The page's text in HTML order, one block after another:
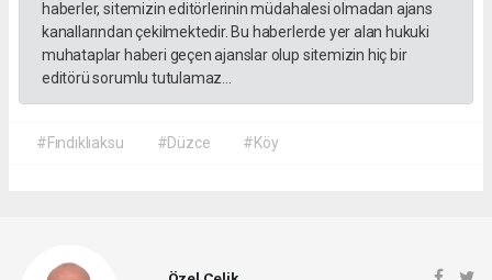
haberler, sitemizin editörlerinin müdahalesi olmadan ajans
kanallarından çekilmektedir. Bu haberlerde yer alan hukuki
muhataplar haberi geçen ajanslar olup sitemizin hiç bir
editörü sorumlu tutulamaz...
#Fındıklıaksu #Düzce #Köy